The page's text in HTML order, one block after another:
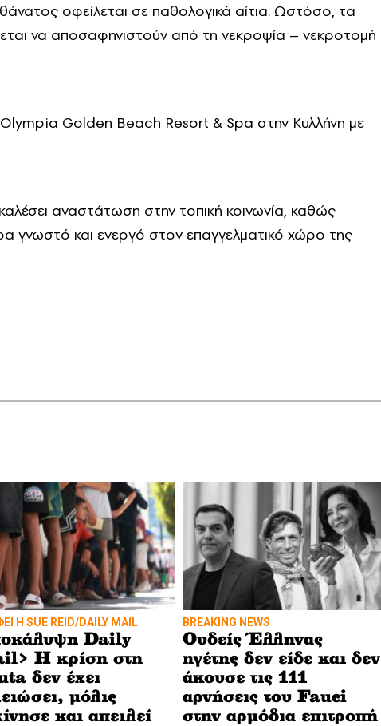
οφείλεται σε παθολογικά αίτια. Ωστόσο, τα
να αποσαφηνιστούν από τη νεκροψία – νεκροτομή
Golden Beach Resort & Spa στην Κυλλήνη με
αναστάτωση στην τοπική κοινωνία, καθώς
γνωστό και ενεργό στον επαγγελματικό χώρο της
Η SUE REID/DAILY MAIL
Daily
Η κρίση στη
δεν έχει
μόλις
και απειλεί
BREAKING NEWS
Ουδείς Έλληνας
ηγέτης δεν είδε και δεν
άκουσε τις 111
αρνήσεις του Fauci
στην αρμόδια επιτροπή